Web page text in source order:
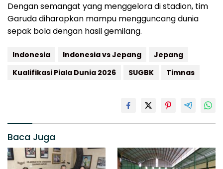
Dengan semangat yang menggelora di stadion, tim
Garuda diharapkan mampu mengguncang dunia
sepak bola dengan hasil gemilang.
Indonesia Indonesia vs Jepang
Jepang
Kualifikasi Piala Dunia 2026
SUGBK Timnas
Baca Juga